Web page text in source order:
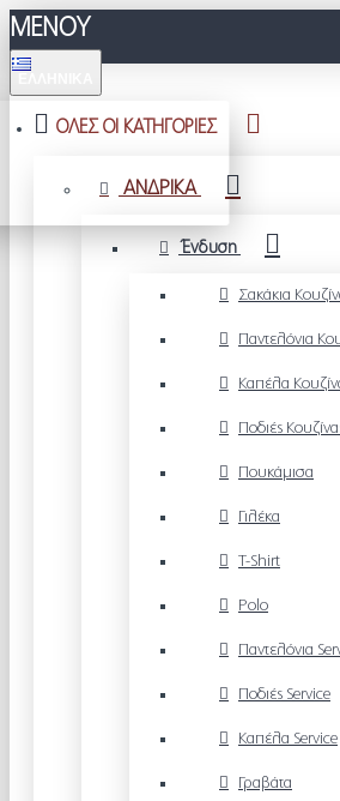
ΜΕΝΟΥ
ΟΛΕΣ ΟΙ ΚΑΤΗΓΟΡΙΕΣ
ΑΝΔΡΙΚΑ
Ένδυση
Σακάκια
Παντελόνια
Καπέλα
Ποδιές
Πουκάμισα
Γιλέκα
T-Shirt
Polo
Παντελόνια
Ποδιές Service
Καπέλα Service
Γραβάτα